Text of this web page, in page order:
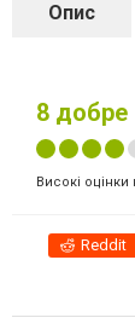
Опис
8 добре
Високі оцінки
Reddit